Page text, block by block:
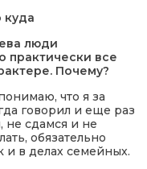
куда
люди
практически все
Почему?
что я за
говорил и еще раз
не сдамся и не
обязательно
и в делах семейных.